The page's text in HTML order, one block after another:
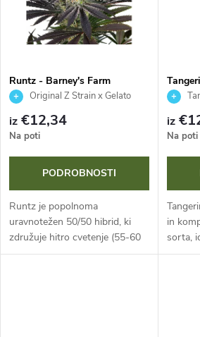
l
k
o
Runtz - Barney's Farm
Original Z Strain x Gelato
Strain
iz €12,34
Na poti
PODROBNOSTI
Runtz je popolnoma
uravnotežen 50/50 hibrid, ki
združuje hitro cvetenje (55-60
dni) z velikodušnimi donosi do
iz
Na poti
in
sorta,